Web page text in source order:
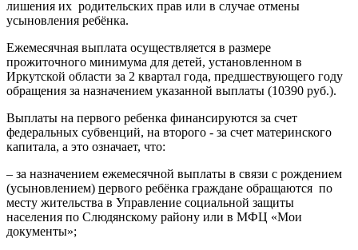
лишения их родительских прав или в случае отмены
усыновления ребёнка.
Ежемесячная выплата осуществляется в размере
прожиточного минимума для детей, установленном в
Иркутской области за 2 квартал года, предшествующего году
обращения за назначением указанной выплаты (10390 руб.).
Выплаты на первого ребенка финансируются за счет
федеральных субвенций, на второго - за счет материнского
капитала, а это означает, что:
– за назначением ежемесячной выплаты в связи с рождением
(усыновлением) первого ребёнка граждане обращаются по
месту жительства в Управление социальной защиты
населения по Слюдянскому району или в МФЦ «Мои
документы»;